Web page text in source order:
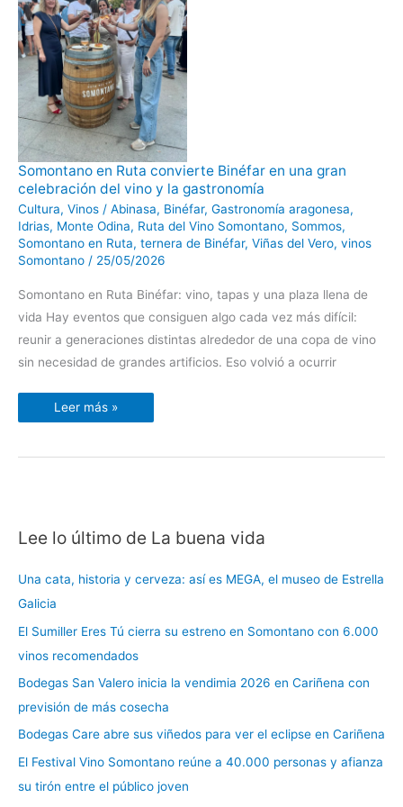
Somontano en Ruta convierte Binéfar en una gran
celebración del vino y la gastronomía
Cultura, Vinos / Abinasa, Binéfar, Gastronomía aragonesa,
Idrias, Monte Odina, Ruta del Vino Somontano, Sommos,
Somontano en Ruta, ternera de Binéfar, Viñas del Vero, vinos
Somontano / 25/05/2026
Somontano en Ruta Binéfar: vino, tapas y una plaza llena de
vida Hay eventos que consiguen algo cada vez más difícil:
reunir a generaciones distintas alrededor de una copa de vino
sin necesidad de grandes artificios. Eso volvió a ocurrir
Somontano
en
Ruta
convierte
Binéfar
en
una
gran
celebración
y
gastronomía
Leer más »
Lee lo último de La buena vida
Una cata, historia y cerveza: así es MEGA, el museo de Estrella
Galicia
El Sumiller Eres Tú cierra su estreno en Somontano con 6.000
vinos recomendados
Bodegas San Valero inicia la vendimia 2026 en Cariñena con
previsión de más cosecha
Bodegas Care abre sus viñedos para ver el eclipse en Cariñena
El Festival Vino Somontano reúne a 40.000 personas y afianza
su tirón entre el público joven
C
t
e
g
o
r
í
a
s